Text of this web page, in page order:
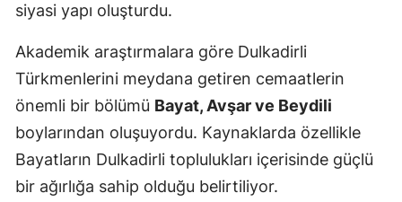
siyasi yapı oluşturdu.
Akademik araştırmalara göre Dulkadirli
Türkmenlerini meydana getiren cemaatlerin
önemli bir bölümü Bayat, Avşar ve Beydili
boylarından oluşuyordu. Kaynaklarda özellikle
Bayatların Dulkadirli toplulukları içerisinde güçlü
bir ağırlığa sahip olduğu belirtiliyor.